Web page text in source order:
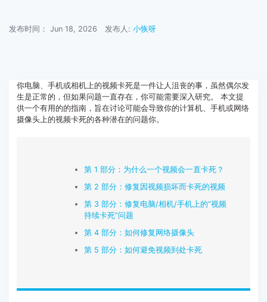
客服热线：4000-300624
联系我们
发布时间： Jun 18, 2026 发布人: 小恢呀
你电脑、手机或相机上的视频卡死是一件让人沮丧的事，虽然偶尔发
生是正常的，但如果问题一直存在，你可能需要深入研究。 本文提
供一个有用的的指南，旨在讨论可能会导致你的计算机、手机或网络
摄像头上的视频卡死的各种潜在的问题你。
第 1 部分：为什么一个视频会一直卡死？
第 2 部分：修复因视频损坏而卡死的视频
第 3 部分：修复电脑/相机/手机上的“视频
持续卡死”问题
第 4 部分：如何修复网络摄像头
第 5 部分：如何避免视频到处卡死